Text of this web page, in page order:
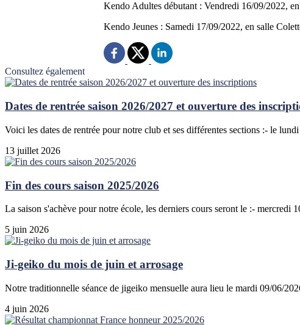
Kendo Adultes débutant : Vendredi 16/09/2022,
Kendo Jeunes : Samedi 17/09/2022, en salle
Consultez également
Dates de rentrée saison 2026/2027 et ouverture des
Voici les dates de rentrée pour notre club et ses différentes sections :- le
13 juillet 2026
Fin des cours saison 2025/2026
La saison s'achève pour notre école, les derniers cours seront le :- mercredi
5 juin 2026
Ji-geiko du mois de juin et arrosage
Notre traditionnelle séance de jigeiko mensuelle aura lieu le mardi 09/06/
4 juin 2026